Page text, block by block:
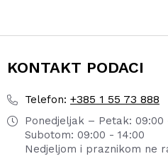
KONTAKT PODACI
Telefon: +385 1 55 73 888
Ponedjeljak – Petak: 09:00
Subotom: 09:00 - 14:00
Nedjeljom i praznikom ne